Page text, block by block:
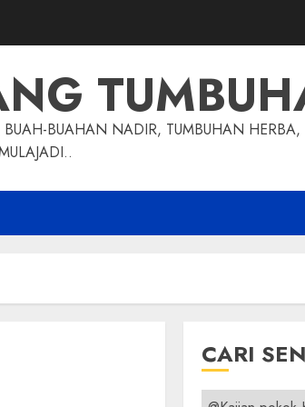
BUAHAN NADIR, TUMBUHAN
CARI
Cari